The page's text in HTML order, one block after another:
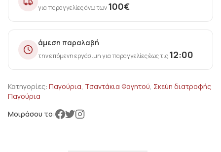
για παραγγελίες άνω των100€
άμεση παραλαβή
την επόμενη εργάσιμη για παραγγελίες έως τις12:00
Κατηγορίες: Παγούρια, Τσαντάκια Φαγητού, Σκεύη διατροφής
Παγούρια
Μοιράσου το: